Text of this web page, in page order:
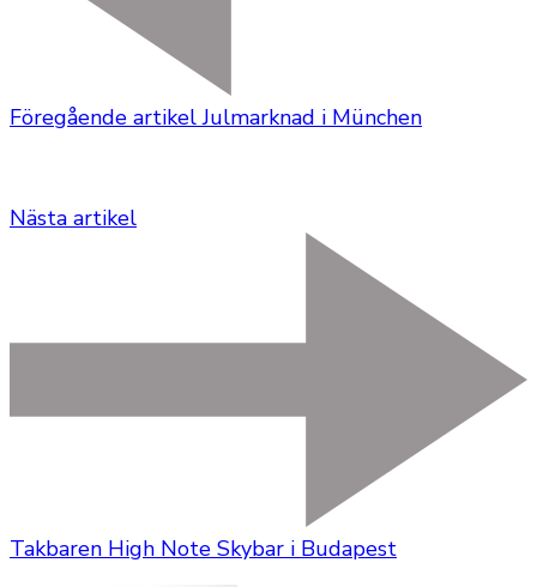
Föregående artikel Julmarknad i München
Nästa artikel
Takbaren High Note Skybar i Budapest